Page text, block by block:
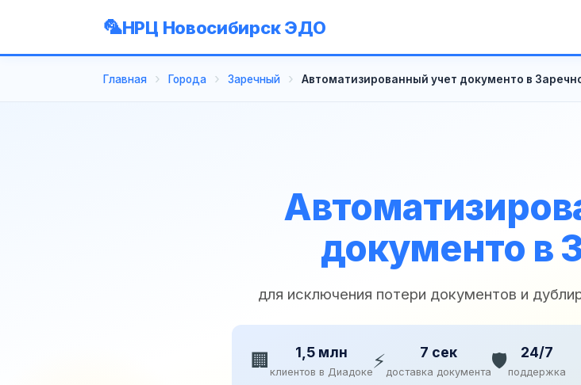
НРЦ Новосибирск ЭДО
Главная Города Заречный Автоматизированный учет документо в
документо в
для исключения потери документов и
🏢 1,5 млн
клиентов в Диадоке ⚡ 7 сек
доставка документа🛡️ 24/7
поддержка